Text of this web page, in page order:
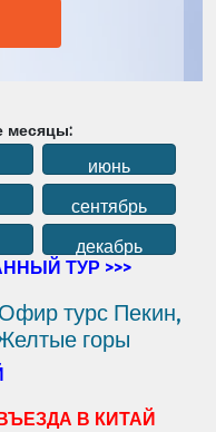
месяцы:
июнь
сентябрь
декабрь
ТУР >>>
турс Пекин,
горы
В КИТАЙ